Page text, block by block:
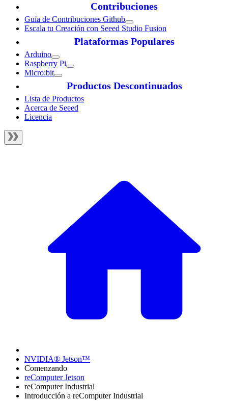
Contribuciones
Guía de Contribuciones Github
Escala tu Creación con Seeed Studio Fusion
Plataformas Populares
Arduino
Raspberry Pi
Micro:bit
Productos Descontinuados
Lista de Productos
Acerca de Seeed
Licencia
NVIDIA® Jetson™
Comenzando
reComputer Jetson
reComputer Industrial
Introducción a reComputer Industrial